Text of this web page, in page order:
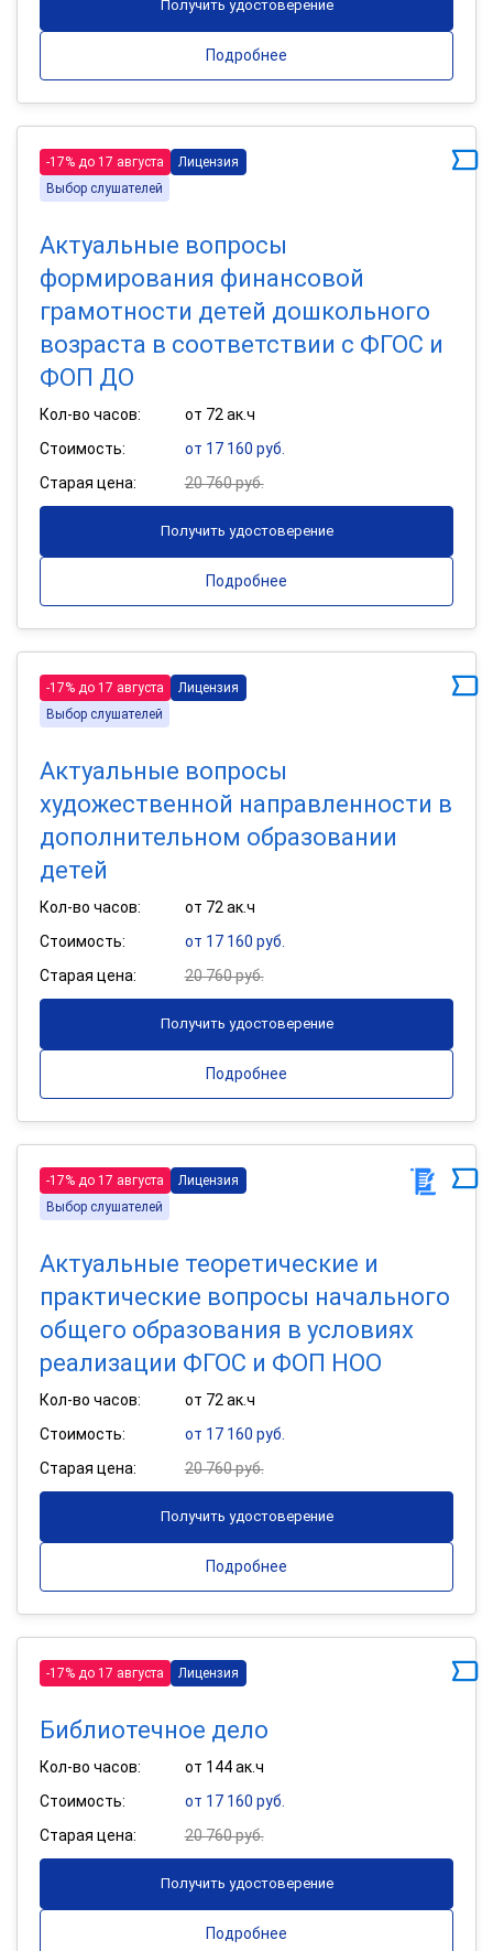
Получить удостоверение
Подробнее
-17% до 17 августа
Лицензия
Выбор слушателей
Актуальные вопросы
формирования финансовой
грамотности детей дошкольного
возраста в соответствии с ФГОС и
ФОП ДО
Кол-во часов:
от 72 ак.ч
Стоимость:
от 17 160 руб.
Старая цена:
20 760 руб.
Получить удостоверение
Подробнее
-17% до 17 августа
Лицензия
Выбор слушателей
Актуальные вопросы
художественной направленности в
дополнительном образовании
детей
Кол-во часов:
от 72 ак.ч
Стоимость:
от 17 160 руб.
Старая цена:
20 760 руб.
Получить удостоверение
Подробнее
-17% до 17 августа
Лицензия
Выбор слушателей
Актуальные теоретические и
практические вопросы начального
общего образования в условиях
реализации ФГОС и ФОП НОО
Кол-во часов:
от 72 ак.ч
Стоимость:
от 17 160 руб.
Старая цена:
20 760 руб.
Получить удостоверение
Подробнее
-17% до 17 августа Лицензия
Библиотечное дело
Кол-во часов:
от 144 ак.ч
Стоимость:
от 17 160 руб.
Старая цена:
20 760 руб.
Получить удостоверение
Подробнее